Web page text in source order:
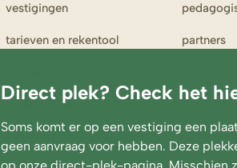
Direct plek? Check het
Soms komt er op een vestiging een
geen aanvraag voor hebben. Deze
vestigingen
tarieven en rekentool partners
ouderportaal
toezicht